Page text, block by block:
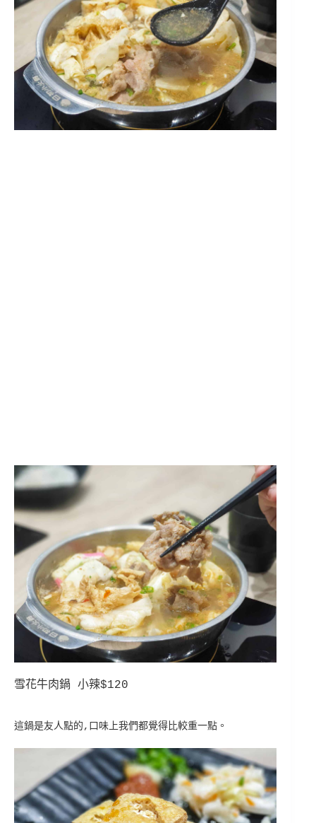
雪花牛肉鍋 小辣$120
這鍋是友人點的,口味上我們都覺得比較重一點。